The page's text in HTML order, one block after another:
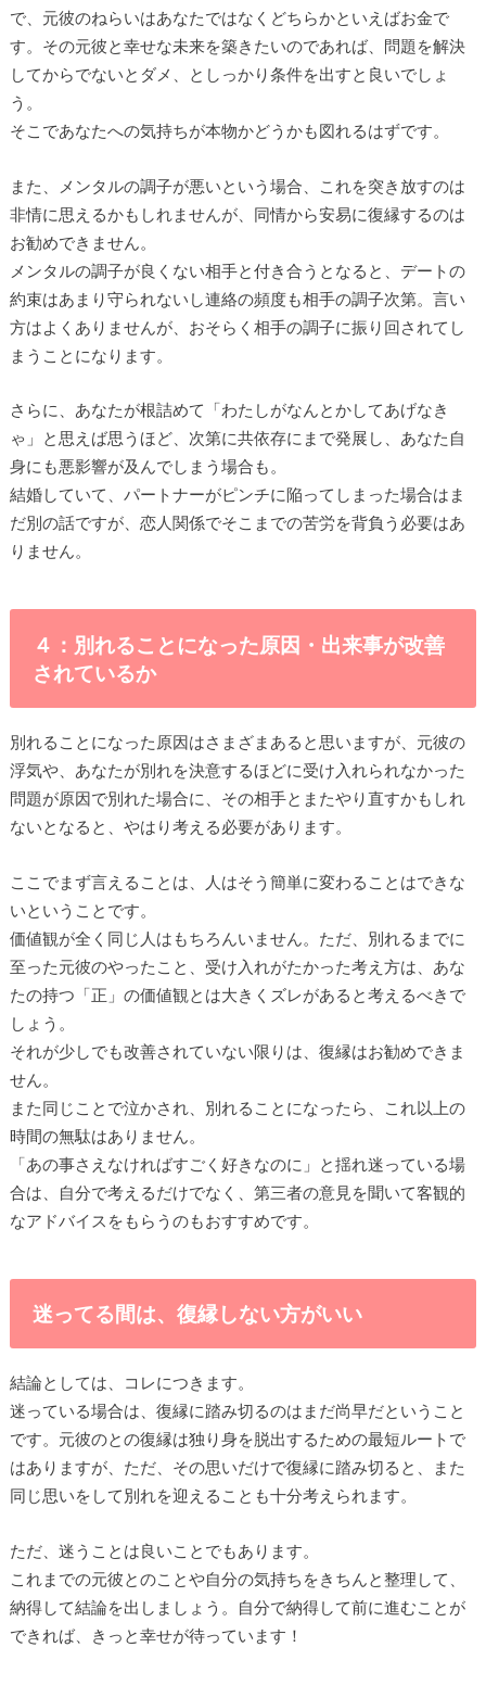
で、元彼のねらいはあなたではなくどちらかといえばお金で
す。その元彼と幸せな未来を築きたいのであれば、問題を解決
してからでないとダメ、としっかり条件を出すと良いでしょ
う。
そこであなたへの気持ちが本物かどうかも図れるはずです。
また、メンタルの調子が悪いという場合、これを突き放すのは
非情に思えるかもしれませんが、同情から安易に復縁するのは
お勧めできません。
メンタルの調子が良くない相手と付き合うとなると、デートの
約束はあまり守られないし連絡の頻度も相手の調子次第。言い
方はよくありませんが、おそらく相手の調子に振り回されてし
まうことになります。
さらに、あなたが根詰めて「わたしがなんとかしてあげなき
ゃ」と思えば思うほど、次第に共依存にまで発展し、あなた自
身にも悪影響が及んでしまう場合も。
結婚していて、パートナーがピンチに陥ってしまった場合はま
だ別の話ですが、恋人関係でそこまでの苦労を背負う必要はあ
りません。
４：別れることになった原因・出来事が改善
されているか
別れることになった原因はさまざまあると思いますが、元彼の
浮気や、あなたが別れを決意するほどに受け入れられなかった
問題が原因で別れた場合に、その相手とまたやり直すかもしれ
ないとなると、やはり考える必要があります。
ここでまず言えることは、人はそう簡単に変わることはできな
いということです。
価値観が全く同じ人はもちろんいません。ただ、別れるまでに
至った元彼のやったこと、受け入れがたかった考え方は、あな
たの持つ「正」の価値観とは大きくズレがあると考えるべきで
しょう。
それが少しでも改善されていない限りは、復縁はお勧めできま
せん。
また同じことで泣かされ、別れることになったら、これ以上の
時間の無駄はありません。
「あの事さえなければすごく好きなのに」と揺れ迷っている場
合は、自分で考えるだけでなく、第三者の意見を聞いて客観的
なアドバイスをもらうのもおすすめです。
迷ってる間は、復縁しない方がいい
結論としては、コレにつきます。
迷っている場合は、復縁に踏み切るのはまだ尚早だということ
です。元彼のとの復縁は独り身を脱出するための最短ルートで
はありますが、ただ、その思いだけで復縁に踏み切ると、また
同じ思いをして別れを迎えることも十分考えられます。
ただ、迷うことは良いことでもあります。
これまでの元彼とのことや自分の気持ちをきちんと整理して、
納得して結論を出しましょう。自分で納得して前に進むことが
できれば、きっと幸せが待っています！